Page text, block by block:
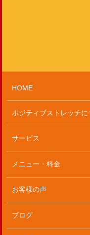
HOME
ポジティブストレッチに
サービス
メニュー・料金
お客様の声
ブログ